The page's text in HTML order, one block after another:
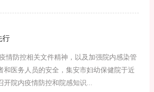
行
防控相关文件精神，以及加强院内感染管
和医务人员的安全，集安市妇幼保健院于近
开院内疫情防控和院感知识...